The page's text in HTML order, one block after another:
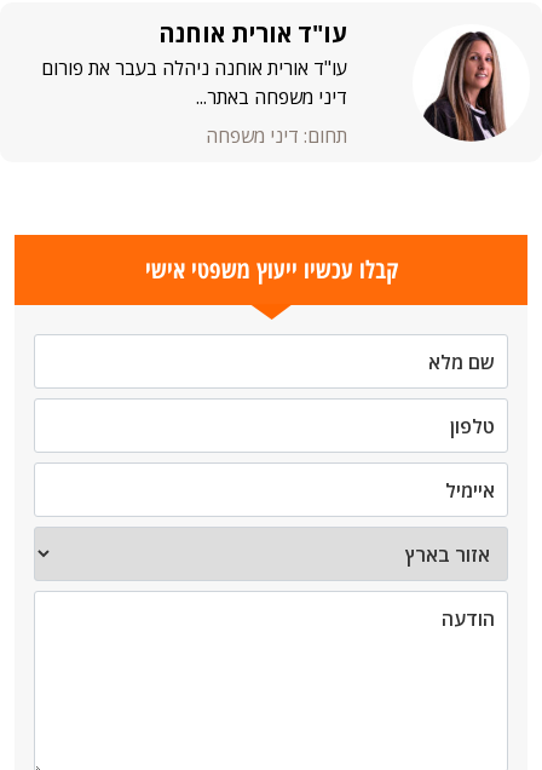
עו"ד אורית אוחנה
עו"ד אורית אוחנה ניהלה בעבר את פורום
דיני משפחה באתר...
תחום: דיני משפחה
קבלו עכשיו ייעוץ משפטי אישי